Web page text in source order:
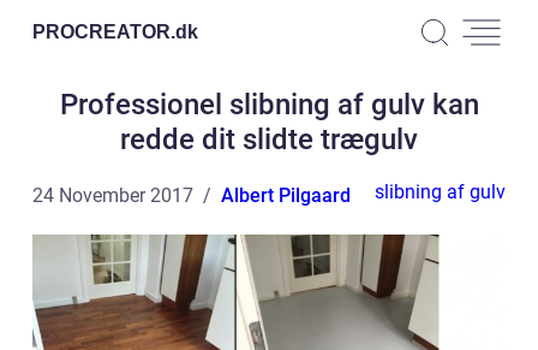
PROCREATOR.dk
Professionel slibning af gulv kan
redde dit slidte trægulv
24 November 2017 Albert Pilgaard slibning af gulv